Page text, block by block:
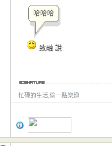
哈哈哈
致融 說:
忙碌的生活,偷一點樂趣